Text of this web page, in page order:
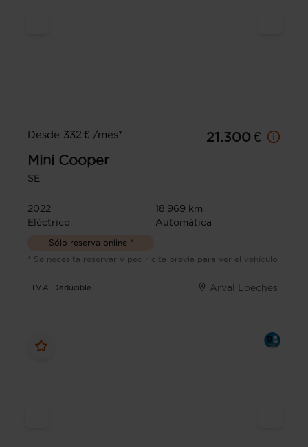
Desde 332 € /mes*
21.300 €
Mini Cooper
SE
2022
18.969 km
Eléctrico
Automática
Sólo reserva online *
* Se necesita reservar y pedir cita previa para ver el vehículo
I.V.A. Deducible Arval Loeches